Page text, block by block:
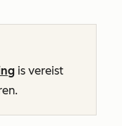
is vereist